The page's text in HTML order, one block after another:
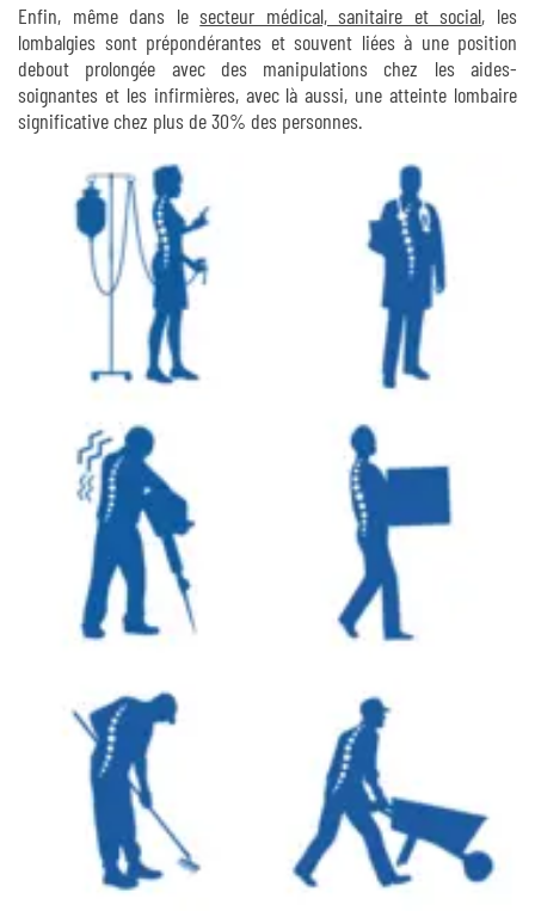
Enfin, même dans lesecteur médical, sanitaire et social, les
lombalgies sont prépondérantes et souvent liées à une position
debout prolongée avec des manipulations chez les aides-
soignantes et les inﬁrmières, avec là aussi, une atteinte lombaire
significative chez plus de 30% des personnes.